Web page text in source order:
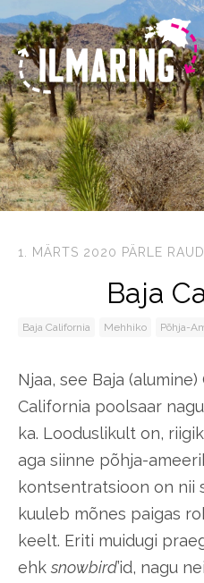
1. MÄRTS 2020 PÄRLE RAUD
Baja
Baja California Mehhiko Põhja-
Njaa, see Baja
California poolsaar
ka. Looduslikult on,
aga siinne põhja-
kontsentratsioon on nii
kuuleb mõnes paigas
keelt. Eriti muidugi
ehksnowbird’id, nagu